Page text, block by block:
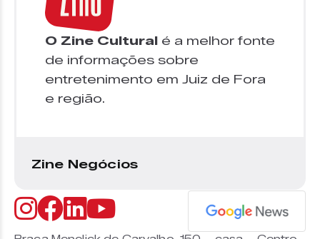
O Zine Cultural é a melhor fonte
de informações sobre
entretenimento em Juiz de Fora
e região.
Zine Negócios